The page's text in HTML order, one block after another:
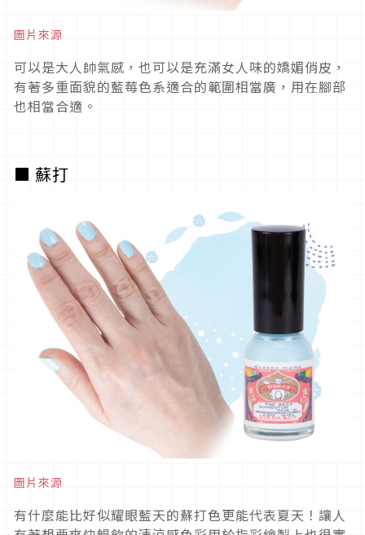
圖片來源
可以是大人帥氣感，也可以是充滿女人味的嬌媚俏皮，
有著多重面貌的藍莓色系適合的範圍相當廣，用在腳部
也相當合適。
■ 蘇打
圖片來源
有什麼能比好似耀眼藍天的蘇打色更能代表夏天！讓人